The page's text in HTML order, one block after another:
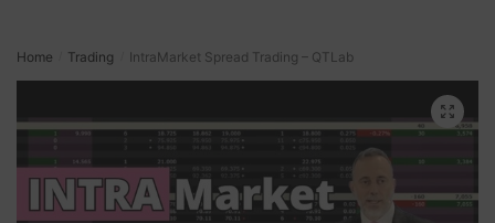
Home Trading IntraMarket Spread Trading – QTLab